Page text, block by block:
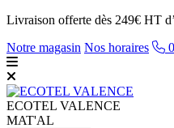
Livraison offerte dès 249€ HT
Notre magasin Nos horaires
ECOTEL VALENCE
MAT'AL